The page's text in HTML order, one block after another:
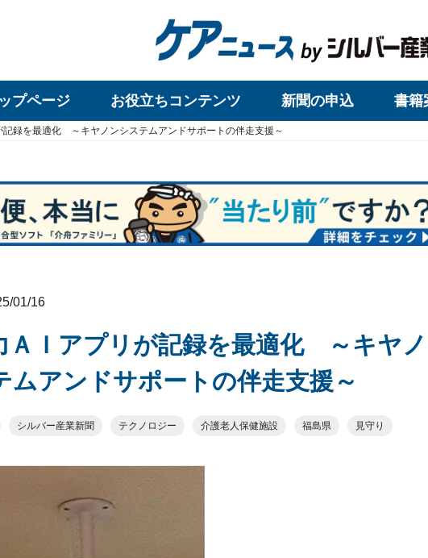
ップページ お役立ちコンテンツ 新聞の申込 書籍
記録を最適化 ～キヤノンシステムアンドサポートの伴走支援～
01/16
ＡＩアプリが記録を最適化 ～キヤノ
ムアンドサポートの伴走支援～
シルバー産業新聞 テクノロジー 介護老人保健施設 福島県 見守り